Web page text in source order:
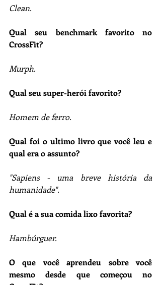
Clean.
Qual seu benchmark favorito no
CrossFit?
Murph.
Qual seu super-herói favorito?
Homem de ferro.
Qual foi o ultimo livro que você leu e
qual era o assunto?
"Sapiens - uma breve história da
humanidade".
Qual é a sua comida lixo favorita?
Hambúrguer.
O que você aprendeu sobre você
mesmo desde que começou no